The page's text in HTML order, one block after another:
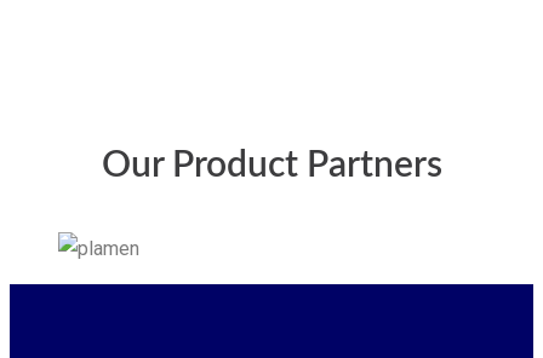
Our Product Partners